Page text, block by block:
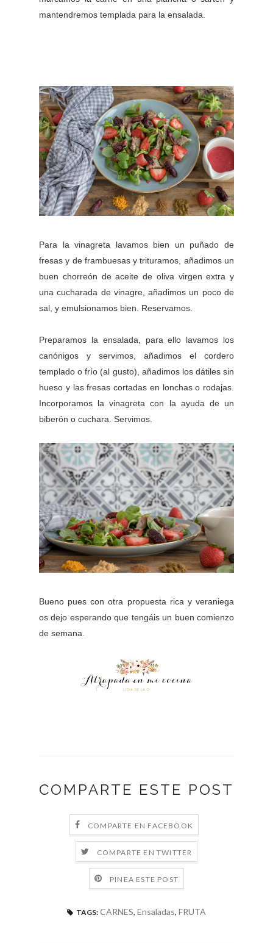
mantendremos templada para la ensalada.
Para la vinagreta lavamos bien un puñado de
fresas y de frambuesas y trituramos, añadimos un
buen chorreón de aceite de oliva virgen extra y
una cucharada de vinagre, añadimos un poco de
sal, y emulsionamos bien. Reservamos.
Preparamos la ensalada, para ello lavamos los
canónigos y servimos, añadimos el cordero
templado o frío (al gusto), añadimos los dátiles sin
hueso y las fresas cortadas en lonchas o rodajas.
Incorporamos la vinagreta con la ayuda de un
biberón o cuchara. Servimos.
Bueno pues con otra propuesta rica y veraniega
os dejo esperando que tengáis un buen comienzo
de semana.
COMPARTE ESTE POST
COMPARTE EN FACEBOOK
COMPARTE EN TWITTER
PINEA ESTE POST
TAGS: CARNES, Ensaladas, FRUTA